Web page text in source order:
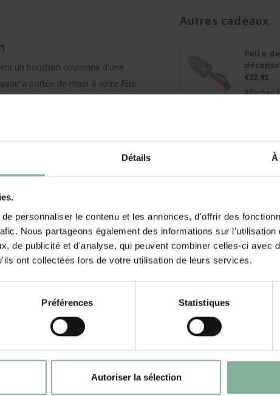
Détails
personnaliser le contenu et les annonces, d'offrir des
Nous partageons également des informations sur l'utilisation
de publicité et d'analyse, qui peuvent combiner celles-ci avec
ont collectées lors de votre utilisation de leurs services.
Préférences Statistiques
Autoriser la sélection
un bouchon couronne d'une
à portée de main à votre fête.
cet ouvre-bouteille avec texte
de crémaillère ? Comme
surtout si le jeune couple n'en a
d'une seule pièce, mais nous
pour de plus grandes
:
pour l'accrocher.
et votre propre police. Vous
L'impression sera appliquée de
Autres cadeaux
Pelle
€22,95
Afficher
Afficher